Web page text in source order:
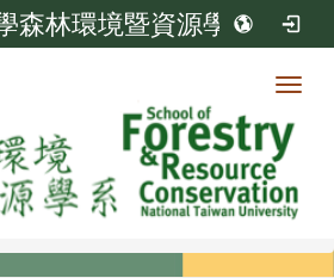
森林環境暨資源學系